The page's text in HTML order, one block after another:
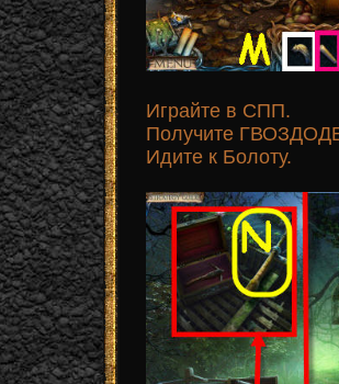
Играйте в СПП.
Получите
Идите к Болоту.